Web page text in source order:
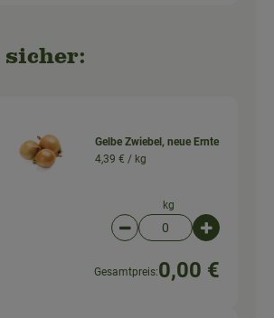
Gelbe Zwiebel, neue Ernte
4,39 € / kg
kg
Artikelanzahl
Gesamtpreis:0,00 €